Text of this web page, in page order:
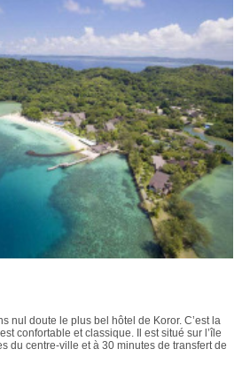
nul doute le plus bel hôtel de Koror. C’est la
confortable et classique. Il est situé sur l’île
du centre-ville et à 30 minutes de transfert de